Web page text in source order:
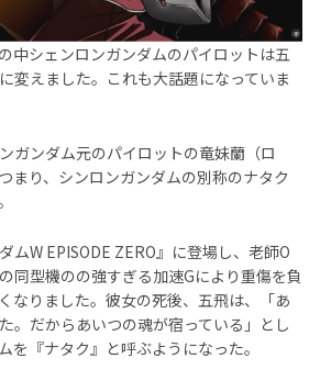
中シェンロンガンダムのパイロットは五
変えました。これも大話題になっていま
ガンダム元のパイロットの竜妹蘭（ロ
まり、シンロンガンダムの別称のナタク
ムW EPISODE ZERO』に登場し、老師O
同型機のの強すぎる加速Gにより重傷を負
なりました。彼女の死後、五飛は、「あ
。だからあいつの魂が宿っている」とし
を『ナタク』と呼ぶようになった。